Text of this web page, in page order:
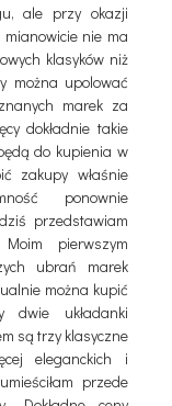
ale przy okazji
nie ma
klasyków niż
można upolować
marek za
dokładnie takie
do kupienia w
zakupy właśnie
ponownie
przedstawiam
pierwszym
ubrań marek
można kupić
dwie układanki
są trzy klasyczne
eleganckich i
przede